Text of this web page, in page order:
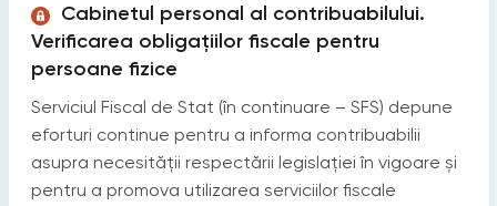
Cabinetul personal al contribuabilului.
Verificarea obligațiilor fiscale pentru
persoane fizice
Serviciul Fiscal de Stat (în continuare – SFS) depune
eforturi continue pentru a informa contribuabilii
asupra necesității respectării legislației în vigoare și
pentru a promova utilizarea serviciilor fiscale